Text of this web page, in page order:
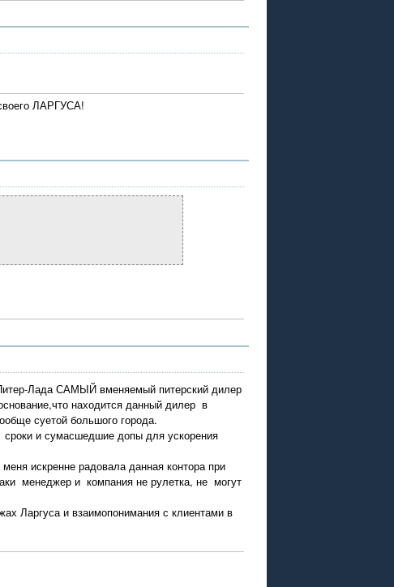
ЛАРГУСА!
Лада САМЫЙ вменяемый питерский дилер
находится данный дилер в
суетой большого города.
и сумасшедшие допы для ускорения
искренне радовала данная контора при
менеджер и компания не рулетка, не могут
Ларгуса и взаимопонимания с клиентами в